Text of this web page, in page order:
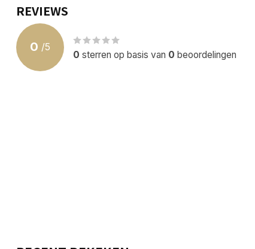
REVIEWS
0 /5
0 sterren op basis van 0 beoordelingen